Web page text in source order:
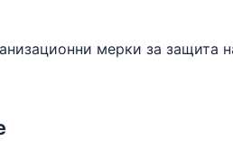
мерки за защита